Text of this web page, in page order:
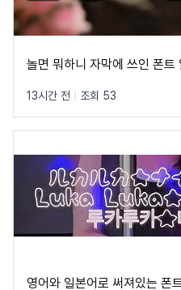
놀면 뭐하니 자막에 쓰인 폰트
13시간 전 조회 53
영어와 일본어로 써져있는 폰